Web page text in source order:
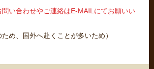
い合わせやご連絡はE-MAILにてお願いい
ため、国外へ赴くことが多いため）